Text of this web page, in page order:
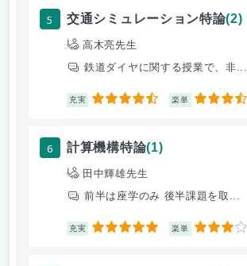
5 交通シミュレーション特論(2)
高木亮先生
鉄道ダイヤに関する授業で、非...
充実 4.5 楽単 3.5
6 計算機構特論(1)
田中輝雄先生
前半は座学のみ 後半課題を取...
充実 5 楽単 3